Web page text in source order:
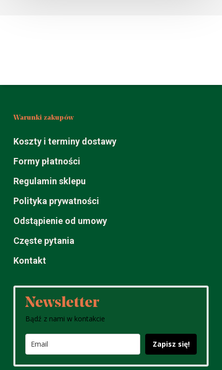
Warunki zakupów
Koszty i terminy dostawy
Formy płatności
Regulamin sklepu
Polityka prywatności
Odstąpienie od umowy
Częste pytania
Kontakt
Newsletter
Bądź z nami w kontakcie
Zapisz się!